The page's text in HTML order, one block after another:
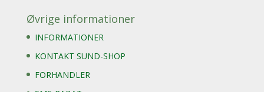
Øvrige informationer
INFORMATIONER
KONTAKT SUND-SHOP
FORHANDLER